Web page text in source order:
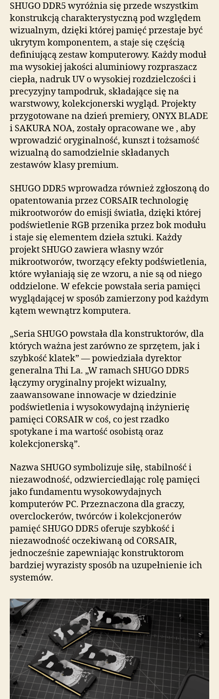
SHUGO DDR5 wyróżnia się przede wszystkim
konstrukcją charakterystyczną pod względem
wizualnym, dzięki której pamięć przestaje być
ukrytym komponentem, a staje się częścią
definiującą zestaw komputerowy. Każdy moduł
ma wysokiej jakości aluminiowy rozpraszacz
ciepła, nadruk UV o wysokiej rozdzielczości i
precyzyjny tampodruk, składające się na
warstwowy, kolekcjonerski wygląd. Projekty
przygotowane na dzień premiery, ONYX BLADE
i SAKURA NOA, zostały opracowane we , aby
wprowadzić oryginalność, kunszt i tożsamość
wizualną do samodzielnie składanych
zestawów klasy premium.
SHUGO DDR5 wprowadza również zgłoszoną do
opatentowania przez CORSAIR technologię
mikrootworów do emisji światła, dzięki której
podświetlenie RGB przenika przez bok modułu
i staje się elementem dzieła sztuki. Każdy
projekt SHUGO zawiera własny wzór
mikrootworów, tworzący efekty podświetlenia,
które wyłaniają się ze wzoru, a nie są od niego
oddzielone. W efekcie powstała seria pamięci
wyglądającej w sposób zamierzony pod każdym
kątem wewnątrz komputera.
„Seria SHUGO powstała dla konstruktorów, dla
których ważna jest zarówno ze sprzętem, jak i
szybkość klatek” — powiedziała dyrektor
generalna Thi La. „W ramach SHUGO DDR5
łączymy oryginalny projekt wizualny,
zaawansowane innowacje w dziedzinie
podświetlenia i wysokowydajną inżynierię
pamięci CORSAIR w coś, co jest rzadko
spotykane i ma wartość osobistą oraz
kolekcjonerską”.
Nazwa SHUGO symbolizuje siłę, stabilność i
niezawodność, odzwierciedlając rolę pamięci
jako fundamentu wysokowydajnych
komputerów PC. Przeznaczona dla graczy,
overclockerów, twórców i kolekcjonerów
pamięć SHUGO DDR5 oferuje szybkość i
niezawodność oczekiwaną od CORSAIR,
jednocześnie zapewniając konstruktorom
bardziej wyrazisty sposób na uzupełnienie ich
systemów.